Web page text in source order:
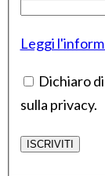
Leggi
Dichiaro
sulla privacy.